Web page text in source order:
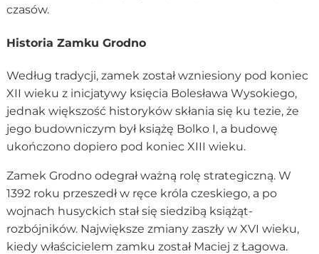
czasów.
Historia Zamku Grodno
Według tradycji, zamek został wzniesiony pod koniec
XII wieku z inicjatywy księcia Bolesława Wysokiego,
jednak większość historyków skłania się ku tezie, że
jego budowniczym był książę Bolko I, a budowę
ukończono dopiero pod koniec XIII wieku.
Zamek Grodno odegrał ważną rolę strategiczną. W
1392 roku przeszedł w ręce króla czeskiego, a po
wojnach husyckich stał się siedzibą książąt-
rozbójników. Największe zmiany zaszły w XVI wieku,
kiedy właścicielem zamku został Maciej z Łagowa.